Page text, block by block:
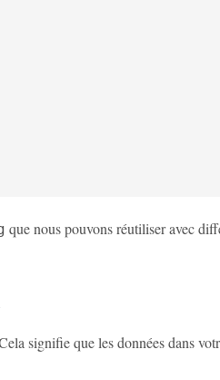
que nous pouvons réutiliser avec
signifie que les données dans